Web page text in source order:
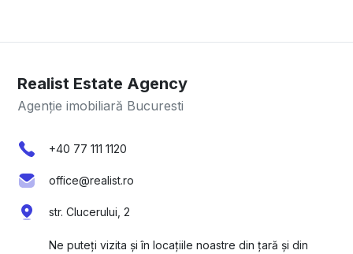
Realist Estate Agency
Agenție imobiliară Bucuresti
+40 77 111 1120
office@realist.ro
str. Clucerului, 2
Ne puteți vizita și în locațiile noastre din țară și din